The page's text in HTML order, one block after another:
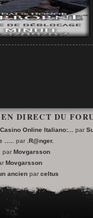
EN DIRECT DU
Online Italiano:... par
…..
par .R@nger.
par Movgarsson
Movgarsson
ancien par celtus